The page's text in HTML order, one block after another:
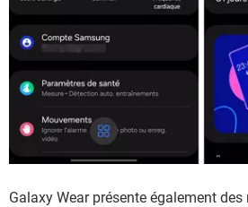
Galaxy Wear présente également